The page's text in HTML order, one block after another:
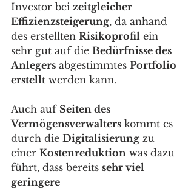
Investor bei zeitgleicher
Effizienzsteigerung, da anhand
des erstellten Risikoprofil ein
sehr gut auf die Bedürfnisse des
Anlegers abgestimmtes Portfolio
erstellt werden kann.
Auch auf Seiten des
Vermögensverwalters kommt es
durch die Digitalisierung zu
einer Kostenreduktion was dazu
führt, dass bereits sehr viel
geringere